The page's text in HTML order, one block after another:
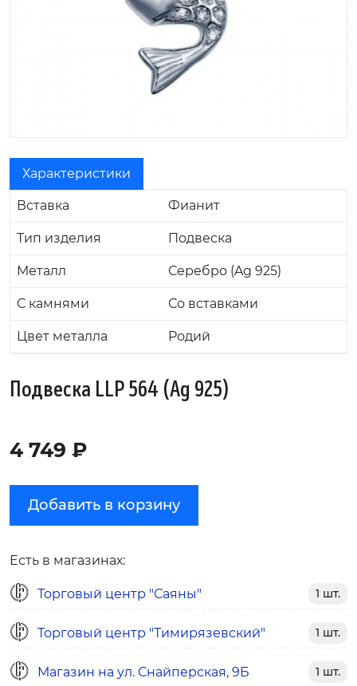
Характеристики
Вставка Фианит
Тип изделия Подвеска
Металл Серебро (Ag 925)
С камнями Со вставками
Цвет металла Родий
Подвеска LLP 564 (Ag 925)
4 749 ₽
Добавить в корзину
Есть в магазинах:
Торговый центр "Саяны" 1 шт.
Торговый центр "Тимирязевский" 1 шт.
Магазин на ул. Снайперская, 9Б 1 шт.